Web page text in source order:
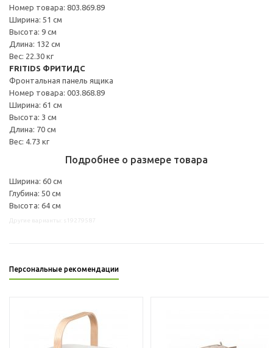
Номер товара: 803.869.89
Ширина: 51 см
Высота: 9 см
Длина: 132 см
Вес: 22.30 кг
FRITIDS ФРИТИДС
Фронтальная панель ящика
Номер товара: 003.868.89
Ширина: 61 см
Высота: 3 см
Длина: 70 см
Вес: 4.73 кг
Подробнее о размере товара
Ширина: 60 см
Глубина: 50 см
Высота: 64 см
Персональные рекомендации